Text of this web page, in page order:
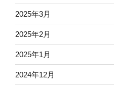
2025年3月
2025年2月
2025年1月
2024年12月